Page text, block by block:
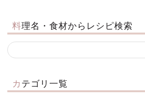
料理名・食材からレシピ検索
カテゴリ一覧